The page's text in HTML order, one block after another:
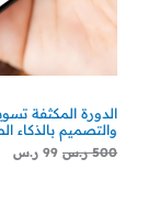
الدورة المكثفة
والتصميم بالذكاء
500 ر.س 99 ر.س